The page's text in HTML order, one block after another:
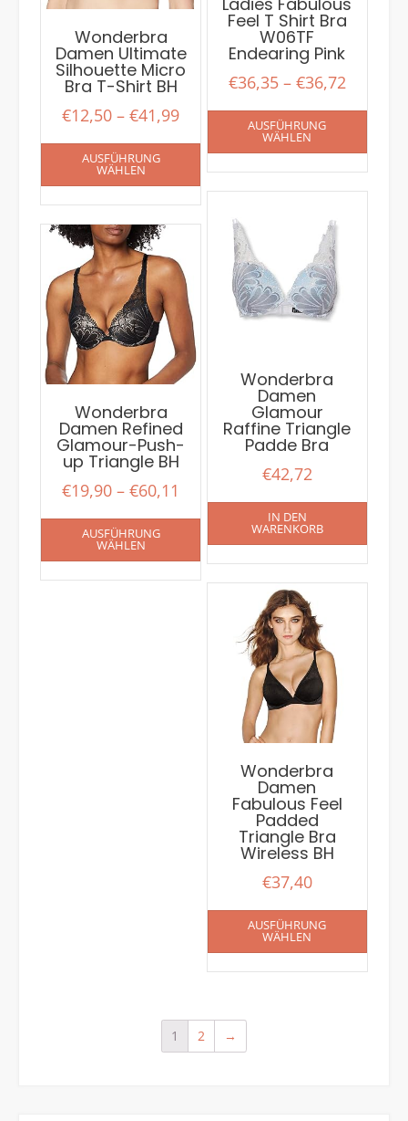
Feel T Shirt Bra
W06TF
Endearing Pink
€36,35– €36,72
AUSFÜHRUNG
WÄHLEN
Wonderbra
Damen Ultimate
Silhouette Micro
Bra T-Shirt BH
€12,50 –€41,99
AUSFÜHRUNG
WÄHLEN
Wonderbra
Damen
Glamour
Raffine Triangle
Padde Bra
€42,72
IN DEN
WARENKORB
Wonderbra
Damen Refined
Glamour-Push-
up Triangle BH
€19,90 –€60,11
AUSFÜHRUNG
WÄHLEN
Wonderbra
Damen
Fabulous Feel
Padded
Triangle Bra
Wireless BH
€37,40
AUSFÜHRUNG
WÄHLEN
1 2 →